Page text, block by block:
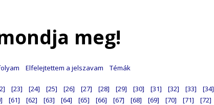
meg!
Elfelejtettem a jelszavam Témák
[23] [24] [25] [26] [27] [28] [29] [30] [31] [32] [33] [34]
[61] [62] [63] [64] [65] [66] [67] [68] [69] [70] [71] [72]